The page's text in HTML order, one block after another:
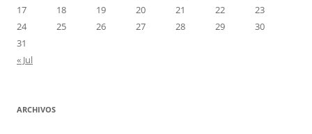
17
18 19 20 21 22
23
24
25 26 27 28 29
30
31
« Jul
ARCHIVOS